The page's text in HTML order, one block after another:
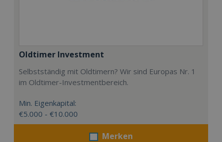
Oldtimer Investment
Selbstständig mit Oldtimern? Wir sind Europas Nr. 1
im Oldtimer-Investmentbereich.
Min. Eigenkapital:
€5.000 - €10.000
Merken